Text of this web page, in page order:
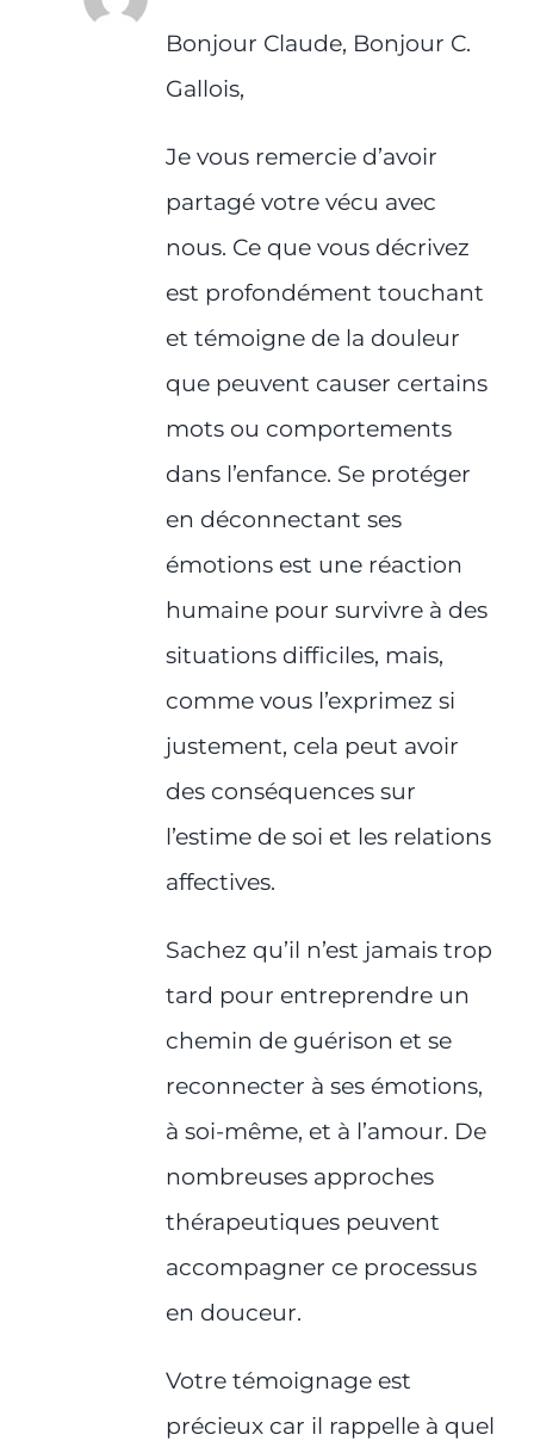
Bonjour Claude, Bonjour C.
Gallois,
Je vous remercie d’avoir
partagé votre vécu avec
nous. Ce que vous décrivez
est profondément touchant
et témoigne de la douleur
que peuvent causer certains
mots ou comportements
dans l’enfance. Se protéger
en déconnectant ses
émotions est une réaction
humaine pour survivre à des
situations difficiles, mais,
comme vous l’exprimez si
justement, cela peut avoir
des conséquences sur
l’estime de soi et les relations
affectives.
Sachez qu’il n’est jamais trop
tard pour entreprendre un
chemin de guérison et se
reconnecter à ses émotions,
à soi-même, et à l’amour. De
nombreuses approches
thérapeutiques peuvent
accompagner ce processus
en douceur.
Votre témoignage est
précieux car il rappelle à quel